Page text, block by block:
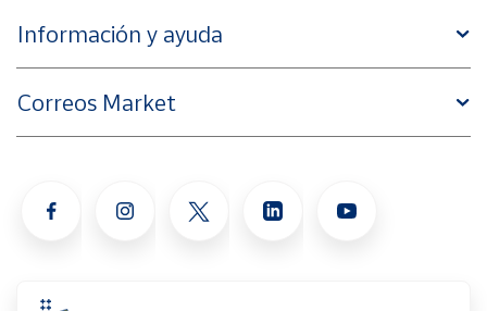
Información y ayuda
Correos Market